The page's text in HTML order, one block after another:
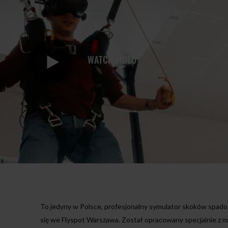
WATCH VIDEO
To jedyny w Polsce, profesjonalny symulator skoków
się we Flyspot Warszawa. Został opracowany specjalnie z